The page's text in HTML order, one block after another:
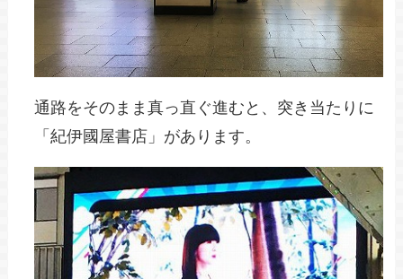
通路をそのまま真っ直ぐ進むと、突き当たりに
「紀伊國屋書店」があります。